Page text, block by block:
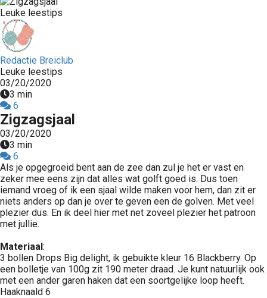
Leuke leestips
Redactie Breiclub
Leuke leestips
03/20/2020
3 min
6
Zigzagsjaal
03/20/2020
3 min
6
Als je opgegroeid bent aan de zee dan zul je het er vast en
zeker mee eens zijn dat alles wat golft goed is. Dus toen
iemand vroeg of ik een sjaal wilde maken voor hem, dan zit er
niets anders op dan je over te geven een de golven. Met veel
plezier dus. En ik deel hier met net zoveel plezier het patroon
met jullie.
Materiaal:
3 bollen Drops Big delight, ik gebuikte kleur 16 Blackberry. Op
een bolletje van 100g zit 190 meter draad. Je kunt natuurlijk ook
met een ander garen haken dat een soortgelijke loop heeft.
Haaknaald 6